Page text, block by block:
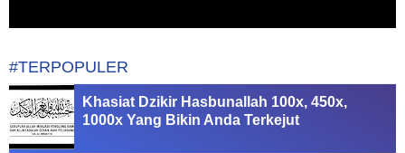
#TERPOPULER
Khasiat Dzikir Hasbunallah 100x, 450x,
1000x Yang Bikin Anda Terkejut